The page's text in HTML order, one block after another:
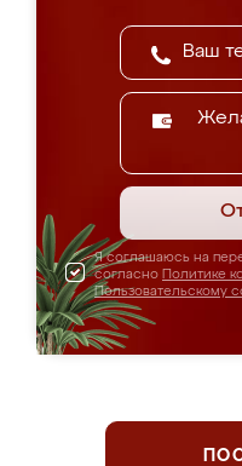
Я соглашаюсь на
согласно Политике
Пользовательскому